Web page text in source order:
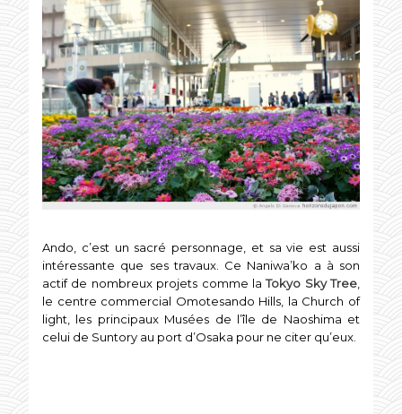
Ando, c’est un sacré personnage, et sa vie est aussi
intéressante que ses travaux. Ce Naniwa’ko a à son
actif de nombreux projets comme laTokyo Sky Tree
le centre commercial Omotesando Hills, la Church of
light, les principaux Musées de l’île de Naoshima et
celui de Suntory au port d’Osaka pour ne citer qu’eux.